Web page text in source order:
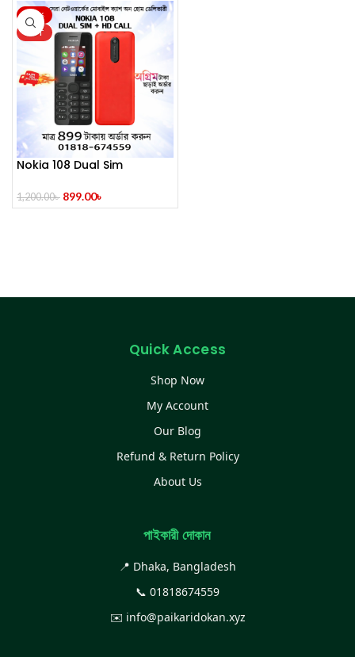
-25%
HOT
Nokia 108 Dual Sim
1,200.00৳ 899.00৳
Quick Access
Shop Now
My Account
Our Blog
Refund & Return Policy
About Us
পাইকারী দোকান
📍 Dhaka, Bangladesh
📞 01818674559
✉️ info@paikaridokan.xyz